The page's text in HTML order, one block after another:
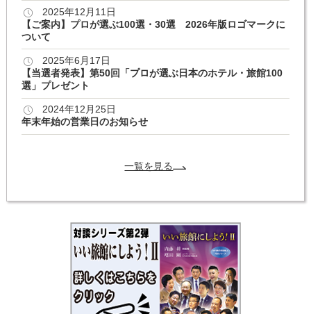
2025年12月11日
【ご案内】プロが選ぶ100選・30選 2026年版ロゴマークに
ついて
2025年6月17日
【当選者発表】第50回「プロが選ぶ日本のホテル・旅館100
選」プレゼント
2024年12月25日
年末年始の営業日のお知らせ
一覧を見る